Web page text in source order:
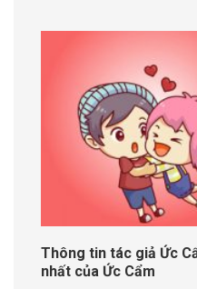
Thông tin tác giả Ức
nhất của Ức Cẩm